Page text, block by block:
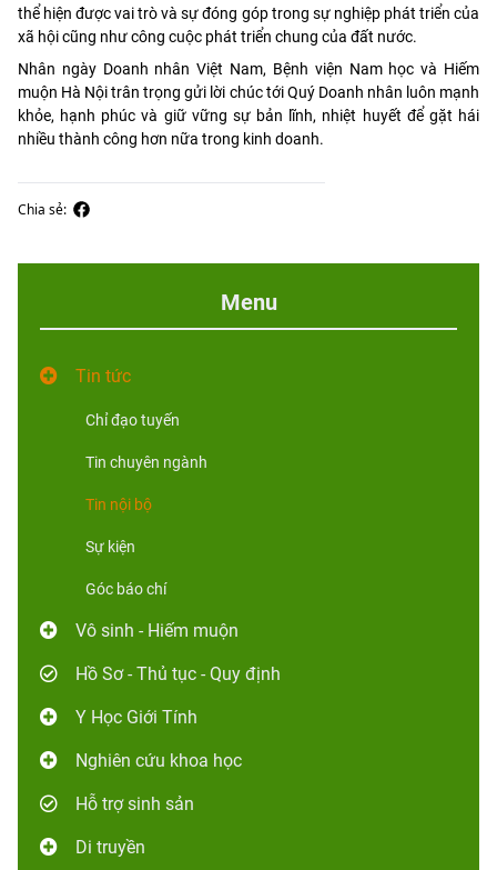
thể hiện được vai trò và sự đóng góp trong sự nghiệp phát triển của
xã hội cũng như công cuộc phát triển chung của đất nước.
Nhân ngày Doanh nhân Việt Nam, Bệnh viện Nam học và Hiếm
muộn Hà Nội trân trọng gửi lời chúc tới Quý Doanh nhân luôn mạnh
khỏe, hạnh phúc và giữ vững sự bản lĩnh, nhiệt huyết để gặt hái
nhiều thành công hơn nữa trong kinh doanh.
Chia sẻ:
Menu
Tin tức
Chỉ đạo tuyến
Tin chuyên ngành
Tin nội bộ
Sự kiện
Góc báo chí
Vô sinh - Hiếm muộn
Hồ Sơ - Thủ tục - Quy định
Y Học Giới Tính
Nghiên cứu khoa học
Hỗ trợ sinh sản
Di truyền